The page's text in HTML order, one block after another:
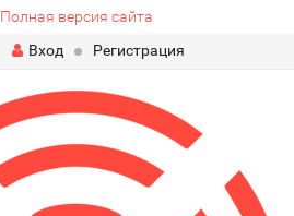
Полная версия сайта
Вход
Регистрация